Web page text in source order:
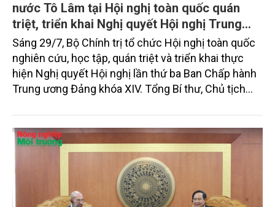
Toàn văn phát biểu của Tổng Bí thư, Chủ tịch
nước Tô Lâm tại Hội nghị toàn quốc quán
triệt, triển khai Nghị quyết Hội nghị Trung
ương 3, khóa XIV
Sáng 29/7, Bộ Chính trị tổ chức Hội nghị toàn quốc
nghiên cứu, học tập, quán triệt và triển khai thực
hiện Nghị quyết Hội nghị lần thứ ba Ban Chấp hành
Trung ương Đảng khóa XIV. Tổng Bí thư, Chủ tịch
nước Tô Lâm đã có bài phát biểu chỉ đạo quan
trọng. Tạp chí Nông nghiệp và Môi trường trân trọng
giới thiệu toàn văn bài phát biểu của đồng chí Tổng
Bí thư, Chủ tịch nước.